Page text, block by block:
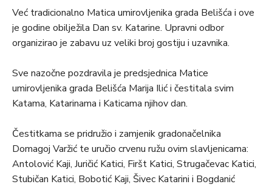
Već tradicionalno Matica umirovljenika grada Belišća i ove
je godine obilježila Dan sv. Katarine. Upravni odbor
organizirao je zabavu uz veliki broj gostiju i uzavnika.
Sve nazočne pozdravila je predsjednica Matice
umirovljenika grada Belišća Marija Ilić i čestitala svim
Katama, Katarinama i Katicama njihov dan.
Čestitkama se pridružio i zamjenik gradonačelnika
Domagoj Varžić te uručio crvenu ružu ovim slavljenicama:
Antolović Kaji, Juričić Katici, Firšt Katici, Strugačevac Katici,
Stubičan Katici, Bobotić Kaji, Šivec Katarini i Bogdanić